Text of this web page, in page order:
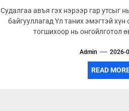
Судалгаа авъя гэх нэрээр гар утсыг
байгууллагад Үл таних эмэгтэй
тогшихоор нь онгойлготол
Admin 2026-
READ